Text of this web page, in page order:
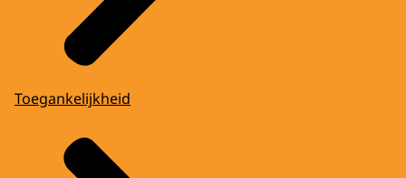
Toegankelijkheid